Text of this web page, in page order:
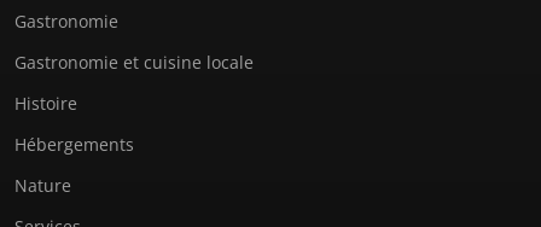
Gastronomie
Gastronomie et cuisine locale
Histoire
Hébergements
Nature